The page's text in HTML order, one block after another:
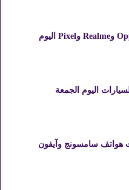
اليوم الجمعة
هواتف سامسونج وآيفون